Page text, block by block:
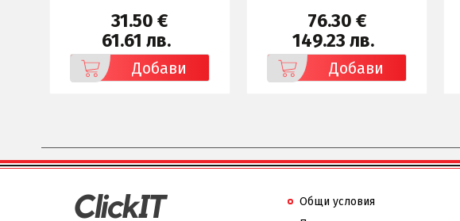
31.50 €
61.61 лв.
Добави
76.30 €
149.23 лв.
Добави
Общи условия